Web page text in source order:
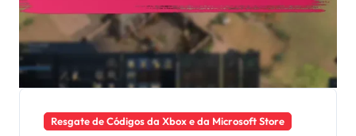
Resgate de Códigos da Xbox e da Microsoft Store